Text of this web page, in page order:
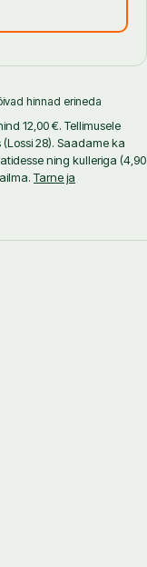
hinnad erineda
12,00 €. Tellimusele
28). Saadame ka
ning kulleriga (4,90
Tarne ja